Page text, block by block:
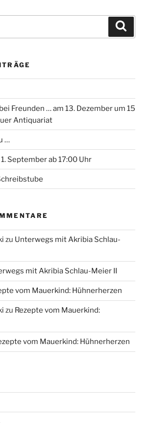
Freunden … am 13. Dezember um 15
Antiquariat
…
September ab 17:00 Uhr
zu Unterwegs mit Akribia Schlau-
mit Akribia Schlau-Meier II
vom Mauerkind: Hühnerherzen
zu Rezepte vom Mauerkind:
vom Mauerkind: Hühnerherzen